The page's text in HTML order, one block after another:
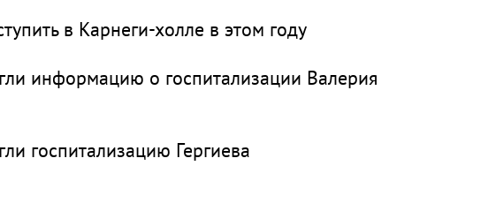
в Карнеги-холле в этом году
информацию о госпитализации Валерия
госпитализацию Гергиева